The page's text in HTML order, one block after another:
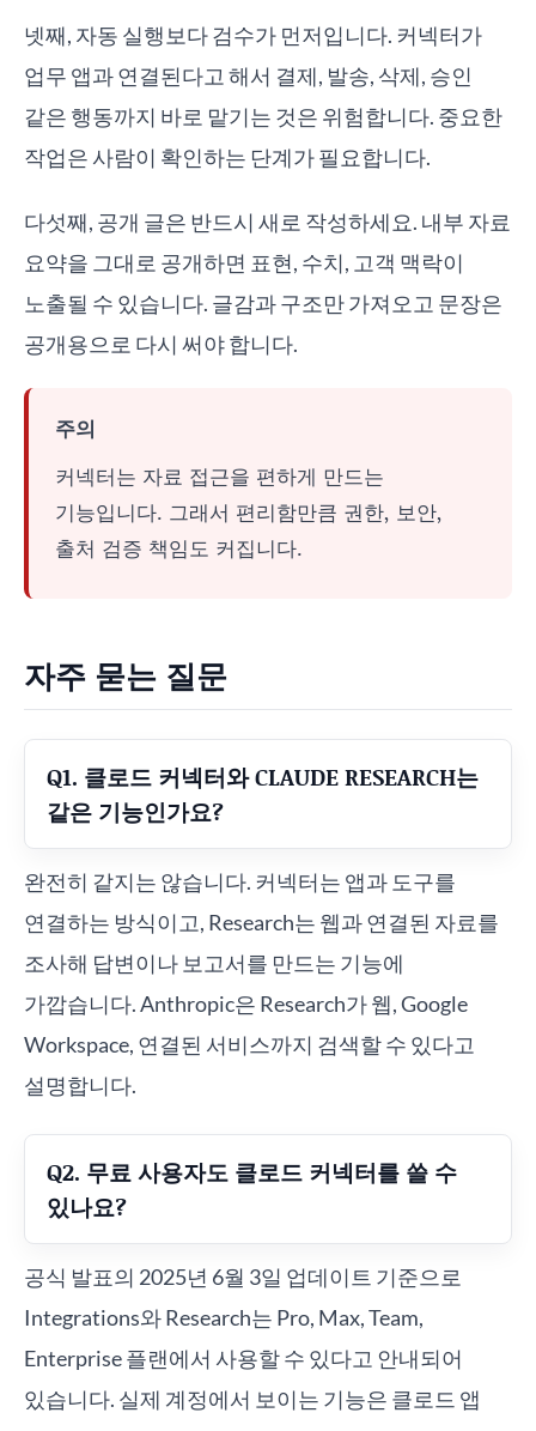
넷째, 자동 실행보다 검수가 먼저입니다. 커넥터가
업무 앱과 연결된다고 해서 결제, 발송, 삭제, 승인
같은 행동까지 바로 맡기는 것은 위험합니다. 중요한
작업은 사람이 확인하는 단계가 필요합니다.
다섯째, 공개 글은 반드시 새로 작성하세요. 내부 자료
요약을 그대로 공개하면 표현, 수치, 고객 맥락이
노출될 수 있습니다. 글감과 구조만 가져오고 문장은
공개용으로 다시 써야 합니다.
주의
커넥터는 자료 접근을 편하게 만드는
기능입니다. 그래서 편리함만큼 권한, 보안,
출처 검증 책임도 커집니다.
자주 묻는 질문
Q1. 클로드 커넥터와 CLAUDE RESEARCH는
같은 기능인가요?
완전히 같지는 않습니다. 커넥터는 앱과 도구를
연결하는 방식이고, Research는 웹과 연결된 자료를
조사해 답변이나 보고서를 만드는 기능에
가깝습니다. Anthropic은 Research가 웹, Google
Workspace, 연결된 서비스까지 검색할 수 있다고
설명합니다.
Q2. 무료 사용자도 클로드 커넥터를 쓸 수
있나요?
공식 발표의 2025년 6월 3일 업데이트 기준으로
Integrations와 Research는 Pro, Max, Team,
Enterprise 플랜에서 사용할 수 있다고 안내되어
있습니다. 실제 계정에서 보이는 기능은 클로드 앱